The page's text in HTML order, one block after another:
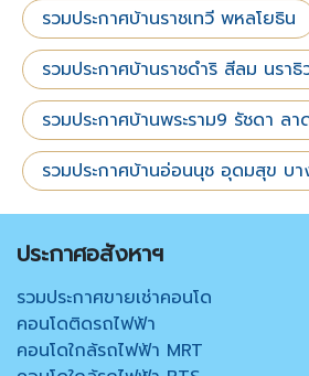
รวมประกาศบ้านราชเทวี พหลโยธิน
รวมประกาศบ้านราชดำริ สีลม นรา
รวมประกาศบ้านพระราม9 รัชดา ลา
รวมประกาศบ้านอ่อนนุช อุดมสุข บา
ประกาศอสังหาฯ
รวมประกาศขายเช่าคอนโด
คอนโดติดรถไฟฟ้า
คอนโดใกล้รถไฟฟ้า MRT